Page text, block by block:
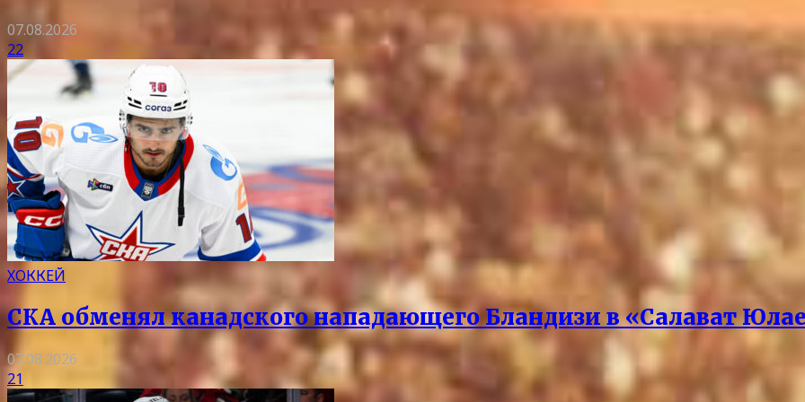
07.08.2026
22
ХОККЕЙ
СКА обменял канадского нападающего Бландизи в «Салават
07.08.2026
21